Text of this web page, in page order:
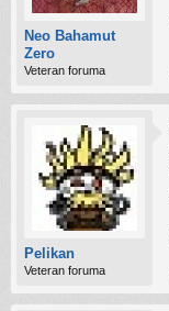
Neo Bahamut
Zero
Veteran foruma
Pelikan
Veteran foruma